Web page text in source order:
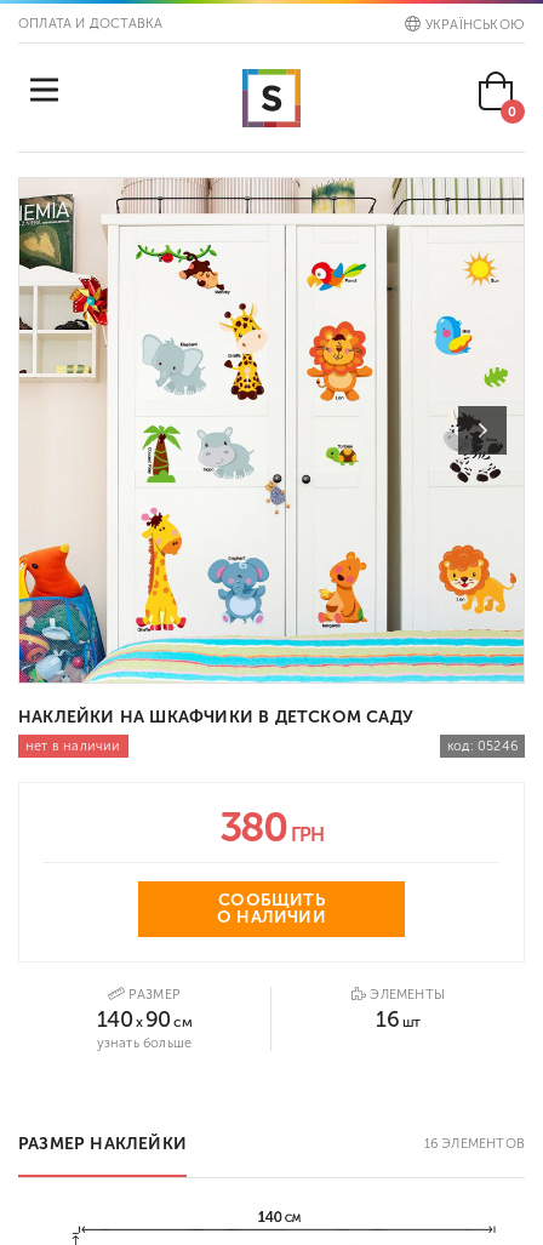
ОПЛАТА И ДОСТАВКА УКРАЇНСЬКОЮ
0
НАКЛЕЙКИ НА ШКАФЧИКИ В ДЕТСКОМ САДУ
нет в наличии код: 05246
380 ГРН
СООБЩИТЬ
О НАЛИЧИИ
РАЗМЕР
140 x 90 см
узнать больше
ЭЛЕМЕНТЫ
16 шт
РАЗМЕР НАКЛЕЙКИ 16 ЭЛЕМЕНТОВ